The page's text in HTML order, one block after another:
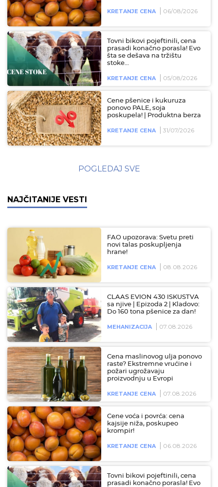
KRETANJE CENA 06/08/2026
Tovni bikovi pojeftinili, cena
prasadi konačno porasla! Evo
šta se dešava na tržištu
stoke...
KRETANJE CENA 05/08/2026
Cene pšenice i kukuruza
ponovo PALE, soja
poskupela! | Produktna berza
KRETANJE CENA 31/07/2026
POGLEDAJ SVE
NAJČITANIJE VESTI
FAO upozorava: Svetu preti
novi talas poskupljenja
hrane!
KRETANJE CENA 08.08.2026
CLAAS EVION 430 ISKUSTVA
sa njive | Epizoda 2 | Kladovo:
Do 160 tona pšenice za dan!
MEHANIZACIJA 07.08.2026
Cena maslinovog ulja ponovo
raste? Ekstremne vrućine i
požari ugrožavaju
proizvodnju u Evropi
KRETANJE CENA 07.08.2026
Cene voća i povrća: cena
kajsije niža, poskupeo
krompir!
KRETANJE CENA 06.08.2026
Tovni bikovi pojeftinili, cena
prasadi konačno porasla! Evo